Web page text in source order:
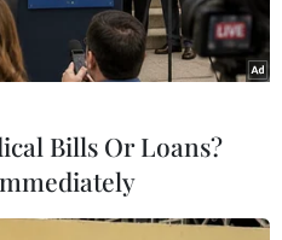
al-Assad
#Tin giả
tức mới nhất
Bills Or Loans?